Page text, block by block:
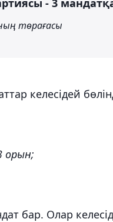
төрағасы
келесідей
орын;
бар. Олар